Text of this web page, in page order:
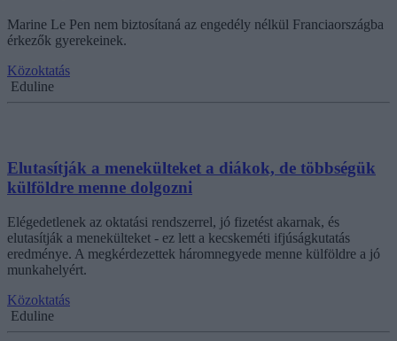
Marine Le Pen nem biztosítaná az engedély nélkül Franciaországba
érkezők gyerekeinek.
Közoktatás
Eduline
Elutasítják a menekülteket a diákok, de többségük
külföldre menne dolgozni
Elégedetlenek az oktatási rendszerrel, jó fizetést akarnak, és
elutasítják a menekülteket - ez lett a kecskeméti ifjúságkutatás
eredménye. A megkérdezettek háromnegyede menne külföldre a jó
munkahelyért.
Közoktatás
Eduline